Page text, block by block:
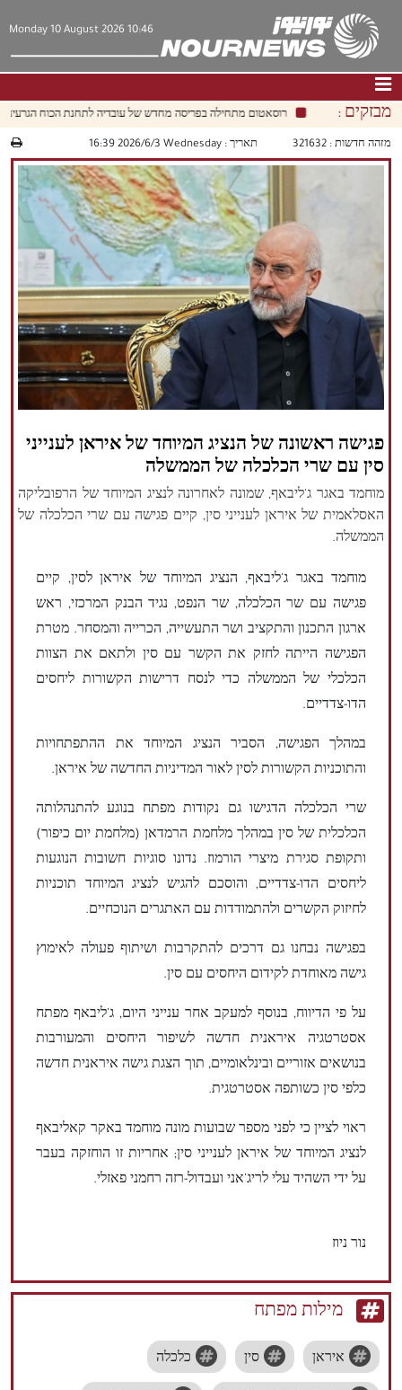
Monday 10 August 2026 10:46
דף הבית | צור קשר|אודות
מולטימדיה
فارسي|
English العربيه|
עברית |
русский | 中文
הזכויות שמורות נור ניוז
מבזקים : רוסאטום מתחילה בפריסה מחדש של עובדיה לתחנת הכוח הגרעינית
מזהה חדשות : 321632 תאריך :‫‫Wednesday‬‬ 2026/6/3 16:39
פגישה ראשונה של הנציג המיוחד של איראן לענייני
סין עם שרי הכלכלה של הממשלה
מוחמד באגר ג'ליבאף, שמונה לאחרונה לנציג המיוחד של הרפובליקה
האסלאמית של איראן לענייני סין, קיים פגישה עם שרי הכלכלה של
הממשלה.
מוחמד באגר ג'ליבאף, הנציג המיוחד של איראן לסין, קיים
פגישה עם שר הכלכלה, שר הנפט, נגיד הבנק המרכזי, ראש
ארגון התכנון והתקציב ושר התעשייה, הכרייה והמסחר. מטרת
הפגישה הייתה לחזק את הקשר עם סין ולתאם את הצוות
הכלכלי של הממשלה כדי לנסח דרישות הקשורות ליחסים
הדו-צדדיים.
במהלך הפגישה, הסביר הנציג המיוחד את ההתפתחויות
והתוכניות הקשורות לסין לאור המדיניות החדשה של איראן.
שרי הכלכלה הדגישו גם נקודות מפתח בנוגע להתנהלותה
הכלכלית של סין במהלך מלחמת הרמדאן (מלחמת יום כיפור)
ותקופת סגירת מיצרי הורמוז. נדונו סוגיות חשובות הנוגעות
ליחסים הדו-צדדיים, והוסכם להגיש לנציג המיוחד תוכניות
לחיזוק הקשרים ולהתמודדות עם האתגרים הנוכחיים.
בפגישה נבחנו גם דרכים להתקרבות ושיתוף פעולה לאימוץ
גישה מאוחדת לקידום היחסים עם סין.
על פי הדיווח, בנוסף למעקב אחר ענייני היום, ג'ליבאף מפתח
אסטרטגיה איראנית חדשה לשיפור היחסים והמעורבות
בנושאים אזוריים ובינלאומיים, תוך הצגת גישה איראנית חדשה
כלפי סין כשותפה אסטרטגית.
ראוי לציין כי לפני מספר שבועות מונה מוחמד באקר קאליבאף
לנציג המיוחד של איראן לענייני סין; אחריות זו הוחזקה בעבר
על ידי השהיד עלי לריג'אני ועבדול-רזה רחמני פאזלי.
נור ניוז
מילות מפתח
איראן סין כלכלה